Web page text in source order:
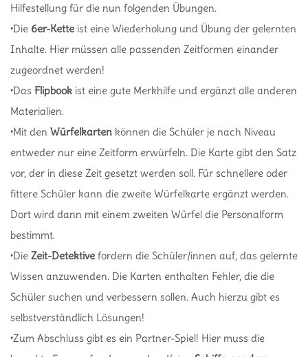
Hilfestellung für die nun folgenden Übungen.
•Die 6er-Kette ist eine Wiederholung und Übung der gelernten
Inhalte. Hier müssen alle passenden Zeitformen einander
zugeordnet werden!
•Das Flipbook ist eine gute Merkhilfe und ergänzt alle anderen
Materialien.
•Mit den Würfelkarten können die Schüler je nach Niveau
entweder nur eine Zeitform erwürfeln. Die Karte gibt den Satz
vor, der in diese Zeit gesetzt werden soll. Für schnellere oder
fittere Schüler kann die zweite Würfelkarte ergänzt werden.
Dort wird dann mit einem zweiten Würfel die Personalform
bestimmt.
•Die Zeit-Detektive fordern die Schüler/innen auf, das gelernte
Wissen anzuwenden. Die Karten enthalten Fehler, die die
Schüler suchen und verbessern sollen. Auch hierzu gibt es
selbstverständlich Lösungen!
•Zum Abschluss gibt es ein Partner-Spiel! Hier muss die